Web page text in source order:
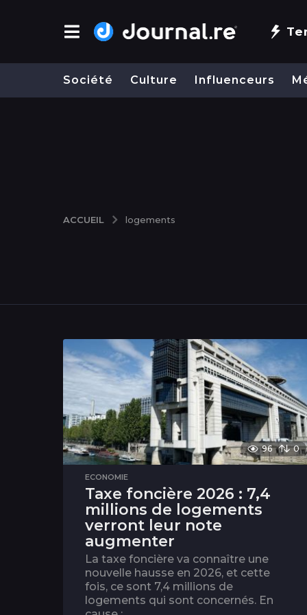
Société Culture Influenceurs
ACCUEIL logements
96 0
ECONOMIE
Taxe foncière 2026 : 7,4
millions de logements
verront leur note
augmenter
La taxe foncière va connaître une
nouvelle hausse en 2026, et cette
fois, ce sont 7,4 millions de
logements qui sont concernés. En